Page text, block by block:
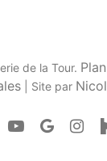
de la Tour.
| Site par
youtubegoogle-